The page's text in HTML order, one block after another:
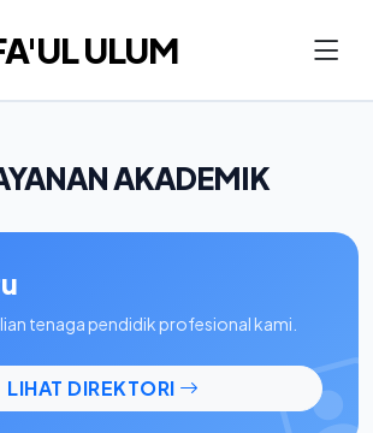
ULUM
AKADEMIK
tenaga pendidik profesional kami.
LIHAT DIREKTORI